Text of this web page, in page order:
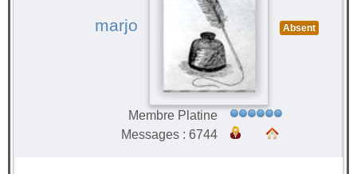
marjo Absent
Membre Platine
Messages : 6744